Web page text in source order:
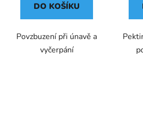
DO KOŠÍKU
Povzbuzení při únavě a
vyčerpání